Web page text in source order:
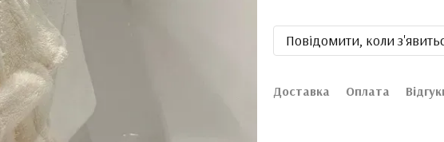
Повідомити, коли
Доставка Оплата